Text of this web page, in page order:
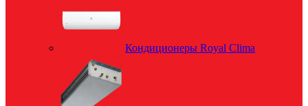
Кондиционеры Royal Clima